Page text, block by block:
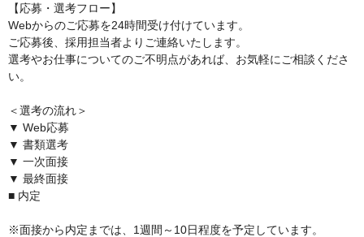
【応募・選考フロー】
Webからのご応募を24時間受け付けています。
ご応募後、採用担当者よりご連絡いたします。
選考やお仕事についてのご不明点があれば、お気軽にご相談くださ
い。
＜選考の流れ＞
▼ Web応募
▼ 書類選考
▼ 一次面接
▼ 最終面接
■ 内定
※面接から内定までは、1週間～10日程度を予定しています。